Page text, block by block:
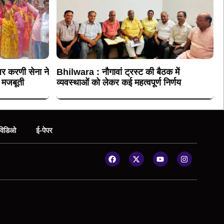
करणी सेना ने
Bhilwara : नौगावां ट्रस्ट की बैठक में
व्यवस्थाओं को लेकर कई महत्वपूर्ण निर्णय
ई-पेपर